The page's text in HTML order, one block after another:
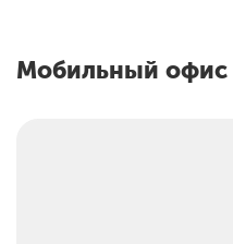
Мобильный офис